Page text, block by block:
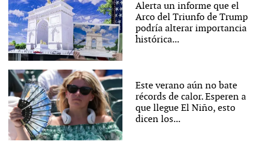
Alerta un informe que el
Arco del Triunfo de Trump
podría alterar importancia
histórica...
Este verano aún no bate
récords de calor. Esperen a
que llegue El Niño, esto
dicen los...